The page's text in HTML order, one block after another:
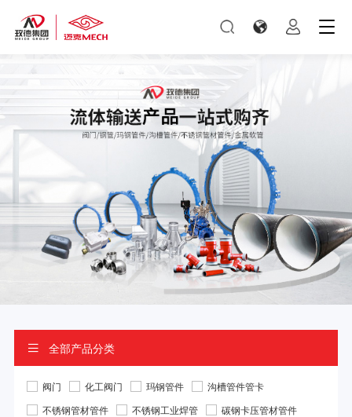
 全部产品分类
阀门 化工阀门 玛钢管件
沟槽管件管卡
不锈钢管材管件
不锈钢工业焊管
碳钢卡压管材管件